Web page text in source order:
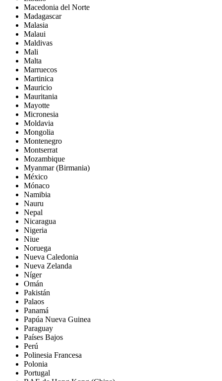
Macedonia del Norte
Madagascar
Malasia
Malaui
Maldivas
Mali
Malta
Marruecos
Martinica
Mauricio
Mauritania
Mayotte
Micronesia
Moldavia
Mongolia
Montenegro
Montserrat
Mozambique
Myanmar (Birmania)
México
Mónaco
Namibia
Nauru
Nepal
Nicaragua
Nigeria
Niue
Noruega
Nueva Caledonia
Nueva Zelanda
Níger
Omán
Pakistán
Palaos
Panamá
Papúa Nueva Guinea
Paraguay
Países Bajos
Perú
Polinesia Francesa
Polonia
Portugal